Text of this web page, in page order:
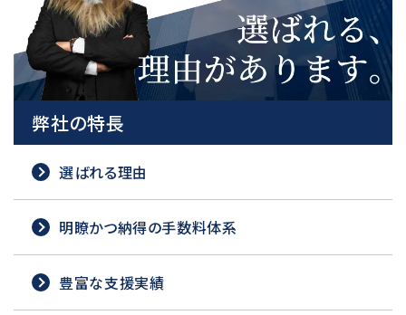
弊社の特長
選ばれる理由
明瞭かつ納得の手数料体系
豊富な支援実績